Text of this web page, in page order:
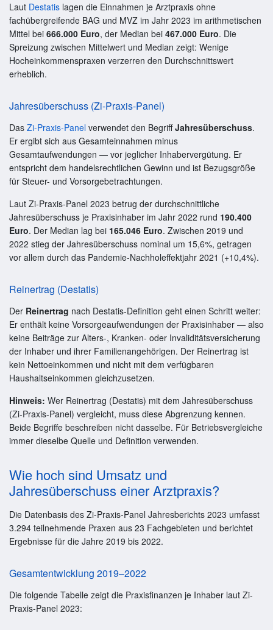
Laut Destatis lagen die Einnahmen je Arztpraxis ohne
fachübergreifende BAG und MVZ im Jahr 2023 im arithmetischen
Mittel bei 666.000 Euro, der Median bei 467.000 Euro. Die
Spreizung zwischen Mittelwert und Median zeigt: Wenige
Hocheinkommenspraxen verzerren den Durchschnittswert
erheblich.
Jahresüberschuss (Zi-Praxis-Panel)
Das Zi-Praxis-Panel verwendet den BegriffJahresüberschuss.
Er ergibt sich aus Gesamteinnahmen minus
Gesamtaufwendungen — vor jeglicher Inhabervergütung. Er
entspricht dem handelsrechtlichen Gewinn und ist Bezugsgröße
für Steuer- und Vorsorgebetrachtungen.
Laut Zi-Praxis-Panel 2023 betrug der durchschnittliche
Jahresüberschuss je Praxisinhaber im Jahr 2022 rund 190.400
Euro. Der Median lag bei 165.046 Euro. Zwischen 2019 und
2022 stieg der Jahresüberschuss nominal um 15,6%, getragen
vor allem durch das Pandemie-Nachholeffektjahr 2021 (+10,4%).
Reinertrag (Destatis)
Der Reinertrag nach Destatis-Definition geht einen Schritt weiter:
Er enthält keine Vorsorgeaufwendungen der Praxisinhaber — also
keine Beiträge zur Alters-, Kranken- oder Invaliditätsversicherung
der Inhaber und ihrer Familienangehörigen. Der Reinertrag ist
kein Nettoeinkommen und nicht mit dem verfügbaren
Haushaltseinkommen gleichzusetzen.
Hinweis: Wer Reinertrag (Destatis) mit dem Jahresüberschuss
(Zi-Praxis-Panel) vergleicht, muss diese Abgrenzung kennen.
Beide Begriffe beschreiben nicht dasselbe. Für Betriebsvergleiche
immer dieselbe Quelle und Definition verwenden.
Wie hoch sind Umsatz und
Jahresüberschuss einer Arztpraxis?
Die Datenbasis des Zi-Praxis-Panel Jahresberichts 2023 umfasst
3.294 teilnehmende Praxen aus 23 Fachgebieten und berichtet
Ergebnisse für die Jahre 2019 bis 2022.
Gesamtentwicklung 2019–2022
Die folgende Tabelle zeigt die Praxisfinanzen je Inhaber laut Zi-
Praxis-Panel 2023: